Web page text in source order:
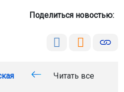
Поделиться новостью:
Читать все